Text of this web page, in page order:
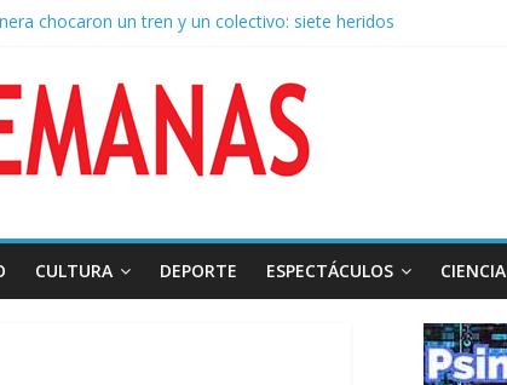
chocaron un tren y un colectivo: siete heridos
Rud, histórico representante y conductor de TV
privada, Bullrich apuntó: “Vino un poco endiablada”
de “ficción judicial” el traslado del expediente a Campana
CULTURA DEPORTE ESPECTÁCULOS CIENCIA